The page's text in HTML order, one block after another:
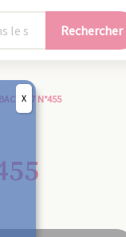
Rechercher
1947 N°455
X